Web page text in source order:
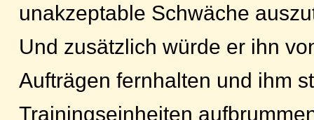
unakzeptable Schwäche
Und zusätzlich würde er ihn
Aufträgen fernhalten und ihm
Trainingseinheiten